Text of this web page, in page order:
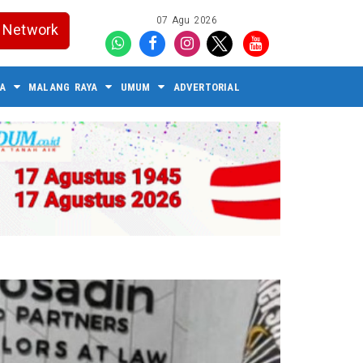
Network 07 Agu 2026
MALANG RAYA UMUM ADVERTORIAL